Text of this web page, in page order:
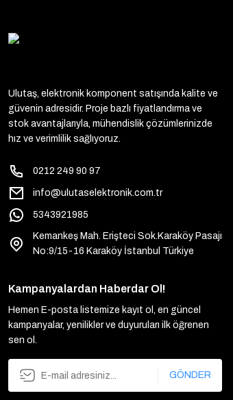
Ulutaş, elektronik komponent satışında kalite ve
güvenin adresidir. Proje bazlı fiyatlandırma ve
stok avantajlarıyla, mühendislik çözümlerinizde
hız ve verimlilik sağlıyoruz.
0212 249 90 97
info@ulutaselektronik.com.tr
5343921985
Kemankeş Mah. Erişteci Sok.Karaköy Pasajı
No:9/15-16 Karaköy İstanbul Türkiye
Kampanyalardan Haberdar Ol!
Hemen E-posta listemize kayıt ol, en güncel
kampanyalar, yenilikler ve duyuruları ilk öğrenen
sen ol.
GÖNDER